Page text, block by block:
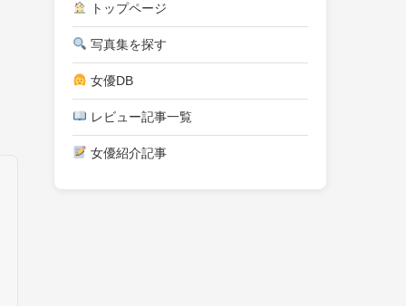
トップページ
写真集を探す
女優DB
レビュー記事一覧
女優紹介記事